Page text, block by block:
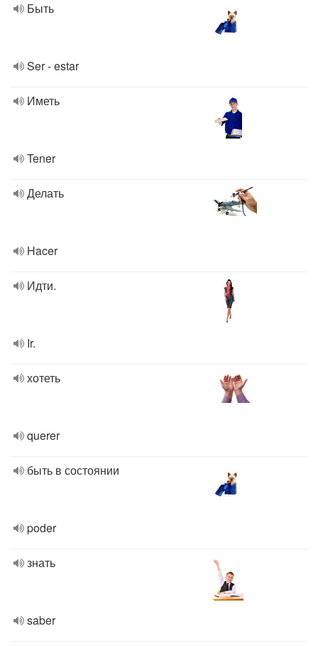
Быть
Ser - estar
Иметь
Tener
Делать
Hacer
Идти.
Ir.
хотеть
querer
быть в состоянии
poder
знать
saber